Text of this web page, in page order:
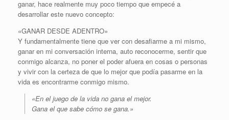
ganar, hace realmente muy poco tiempo que empecé a
desarrollar este nuevo concepto:
«GANAR DESDE ADENTRO»
Y fundamentalmente tiene que ver con desafiarme a mi mismo,
ganar en mi conversación interna, auto reconocerme, sentir que
conmigo alcanza, no poner el poder afuera en cosas o personas
y vivir con la certeza de que lo mejor que podía pasarme en la
vida es encontrarme conmigo mismo.
«En el juego de la vida no gana el mejor.
Gana el que sabe cómo se gana.»